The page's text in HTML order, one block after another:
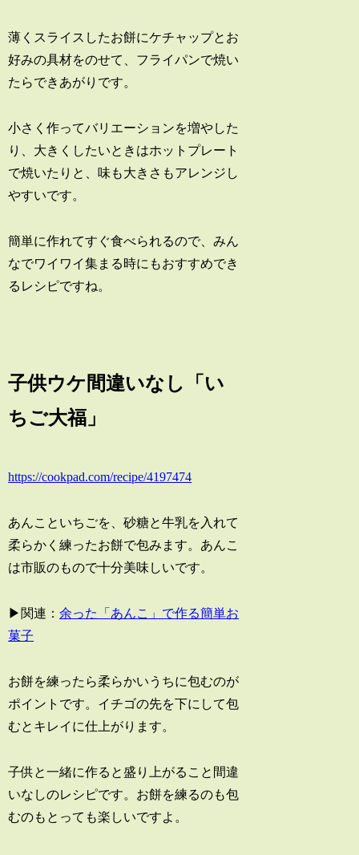
薄くスライスしたお餅にケチャップとお
好みの具材をのせて、フライパンで焼い
たらできあがりです。
小さく作ってバリエーションを増やした
り、大きくしたいときはホットプレート
で焼いたりと、味も大きさもアレンジし
やすいです。
簡単に作れてすぐ食べられるので、みん
なでワイワイ集まる時にもおすすめでき
るレシピですね。
子供ウケ間違いなし「い
ちご大福」
https://cookpad.com/recipe/4197474
あんこといちごを、砂糖と牛乳を入れて
柔らかく練ったお餅で包みます。あんこ
は市販のもので十分美味しいです。
▶関連：余った「あんこ」で作る簡単お
菓子
お餅を練ったら柔らかいうちに包むのが
ポイントです。イチゴの先を下にして包
むとキレイに仕上がります。
子供と一緒に作ると盛り上がること間違
いなしのレシピです。お餅を練るのも包
むのもとっても楽しいですよ。